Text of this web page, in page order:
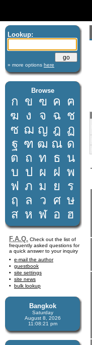
Lookup:
» more options here
Browse
ก ข ฃ ค ฅ
ฆ ง จ ฉ ช
ซ ฌ ญ ฎ ฏ
ฐ ฑ ฒ ณ ด
ต ถ ท ธ น
บ ป ผ ฝ พ
ฟ ภ ม ย
ร
ฤ
ล ว ศ ษ
ส ห ฬ อ ฮ
F.A.Q. Check out the list of
frequently asked questions for
a quick answer to your inquiry
e-mail the author
guestbook
site settings
site news
bulk lookup
Bangkok
Saturday
August 8, 2026
11:08:21 pm